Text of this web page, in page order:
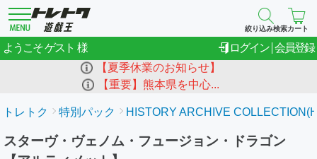
絞り込み検索カート
ようこそゲスト ログイン 会員登録
【夏季休業のお知らせ】
【重要】熊本県を中心...
トレトク 特別パック HISTORY ARCHIVE
スターヴ・ヴェノム・フュージョン・ドラゴン